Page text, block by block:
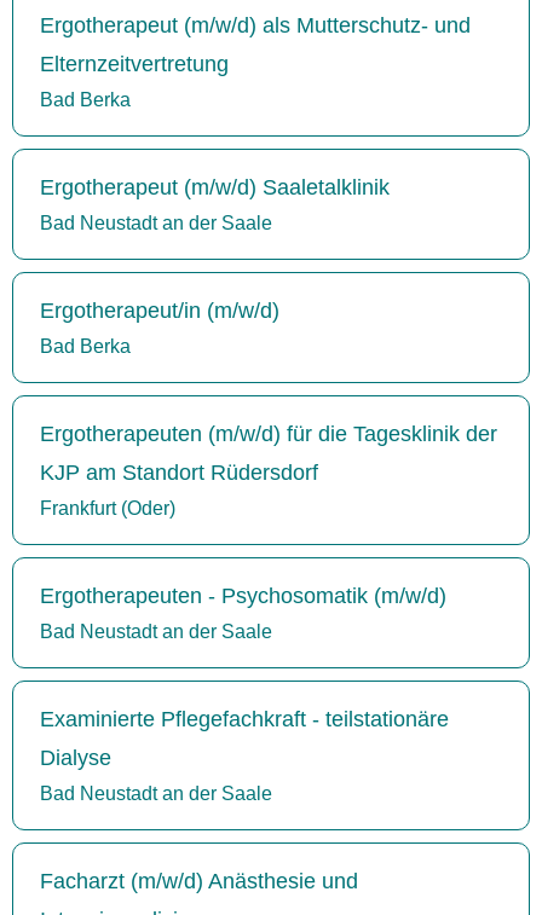
Ergotherapeut (m/w/d) als Mutterschutz- und
Elternzeitvertretung
Bad Berka
Ergotherapeut (m/w/d) Saaletalklinik
Bad Neustadt an der Saale
Ergotherapeut/in (m/w/d)
Bad Berka
Ergotherapeuten (m/w/d) für die Tagesklinik der
KJP am Standort Rüdersdorf
Frankfurt (Oder)
Ergotherapeuten - Psychosomatik (m/w/d)
Bad Neustadt an der Saale
Examinierte Pflegefachkraft - teilstationäre
Dialyse
Bad Neustadt an der Saale
Facharzt (m/w/d) Anästhesie und